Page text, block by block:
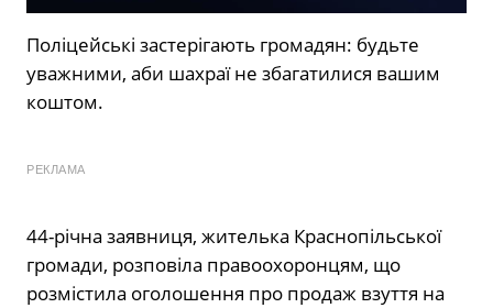
Поліцейські застерігають громадян: будьте
уважними, аби шахраї не збагатилися вашим
коштом.
РЕКЛАМА
44-річна заявниця, жителька Краснопільської
громади, розповіла правоохоронцям, що
розмістила оголошення про продаж взуття на